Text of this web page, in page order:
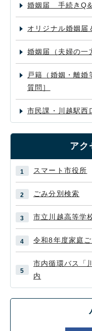
婚姻届 手続き
オリジナル婚姻届
婚姻届（夫婦の一
戸籍（婚姻・離婚
質問］
市民課・川越駅西
アク
スマート市役所
ごみ分別検索
市立川越高等学
令和8年度家庭
市内循環バス「
内